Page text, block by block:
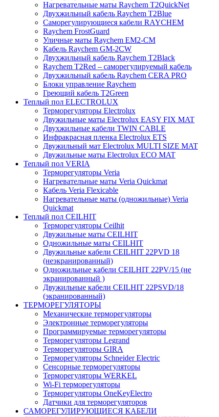
Нагревательные маты Raychem T2QuickNet
Двухжильный кабель Raychem T2Blue
Саморегулирующиеся кабели RAYCHEM
Raychem FrostGuard
Уличные маты Raychem EM2-CM
Кабель Raychem GM-2CW
Двухжильный кабель Raychem T2Black
Raychem T2Red – саморегулируемый кабель
Двухжильный кабель Raychem CERA PRO
Блоки управление Raychem
Греющий кабель T2Green
Теплый пол ELECTROLUX
Терморегуляторы Electrolux
Двужильные маты Electrolux EASY FIX MAT
Двухжильные кабели TWIN CABLE
Инфракрасная пленка Electrolux ETS
Двужильный мат Electrolux MULTI SIZE MAT
Двужильные маты Electrolux ECO MAT
Теплый пол VERIA
Терморегуляторы Veria
Нагревательные маты Veria Quickmat
Кабель Veria Flexicable
Нагревательные маты (одножильные) Veria
Quickmat
Теплый пол CEILHIT
Терморегуляторы Ceilhit
Двужильные маты CEILHIT
Одножильные маты CEILHIT
Двужильные кабели CEILHIT 22PVD 18
(неэкранированный)
Одножильные кабели CEILHIT 22PV/15 (не
экранированный )
Двужильные кабели CEILHIT 22PSVD/18
(экранированный)
ТЕРМОРЕГУЛЯТОРЫ
Механические терморегуляторы
Электронные терморегуляторы
Программируемые терморегуляторы
Терморегуляторы Legrand
Терморегуляторы GIRA
Терморегуляторы Schneider Electric
Сенсорные терморегуляторы
Терморегуляторы WERKEL
Wi-Fi терморегуляторы
Терморегуляторы OneKeyElectro
Датчики для терморегуляторов
САМОРЕГУЛИРУЮЩИЕСЯ КАБЕЛИ